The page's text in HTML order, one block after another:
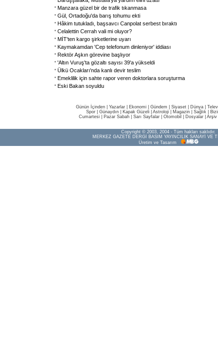
Manzara güzel bir de trafik tıkanmasa
Gül, Ortadoğu'da barış tohumu ekti
Hâkim tutukladı, başsavcı Canpolat serbest bıraktı
Celalettin Cerrah vali mi oluyor?
MİT'ten kargo şirketlerine uyarı
Kaymakamdan 'Cep telefonum dinleniyor' iddiası
Rektör Aşkın görevine başlıyor
'Altın Vuruş'ta gözaltı sayısı 39'a yükseldi
Ülkü Ocakları'nda kanlı devir teslim
Emeklilik için sahte rapor veren doktorlara soruşturma
Eski Bakan soyuldu
Günün İçinden Yazarlar Ekonomi Gündem Siyaset Dünya |
Spor
Günaydın Kapak Güzeli Astroloji Magazin Sağlık
Cumartesi
Pazar Sabah Sarı Sayfalar Otomobil Dosyalar Arşiv
Copyright © 2003, 2004 - Tüm hakları saklıdır.
MERKEZ GAZETE DERGİ BASIM YAYINCILIK SANAYİ VE
Üretim ve Tasarım